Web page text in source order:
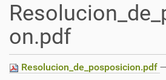
on.pdf
Resolucion_de_posposicion.pdf